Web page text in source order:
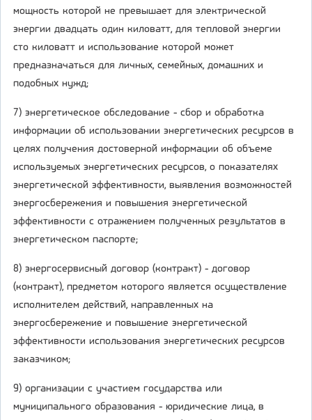
мощность которой не превышает для электрической
энергии двадцать один киловатт, для тепловой энергии
сто киловатт и использование которой может
предназначаться для личных, семейных, домашних и
подобных нужд;
7) энергетическое обследование - сбор и обработка
информации об использовании энергетических ресурсов в
целях получения достоверной информации об объеме
используемых энергетических ресурсов, о показателях
энергетической эффективности, выявления возможностей
энергосбережения и повышения энергетической
эффективности с отражением полученных результатов в
энергетическом паспорте;
8) энергосервисный договор (контракт) - договор
(контракт), предметом которого является осуществление
исполнителем действий, направленных на
энергосбережение и повышение энергетической
эффективности использования энергетических ресурсов
заказчиком;
9) организации с участием государства или
муниципального образования - юридические лица, в